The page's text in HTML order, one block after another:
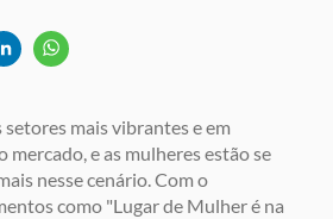
mais vibrantes e em
e as mulheres estão se
nesse cenário. Com o
como "Lugar de Mulher é na